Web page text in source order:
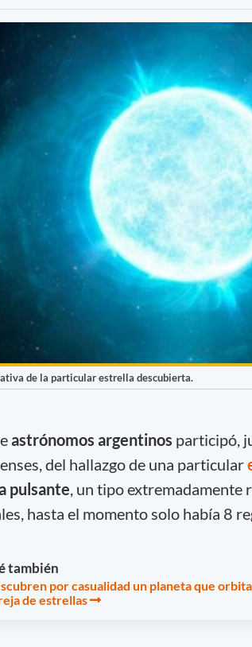
de la particular estrella descubierta.
astrónomos argentinos participó,
del hallazgo de una particular
pulsante , un tipo extremadamente
hasta el momento solo había 8
también
por casualidad un planeta que
de estrellas